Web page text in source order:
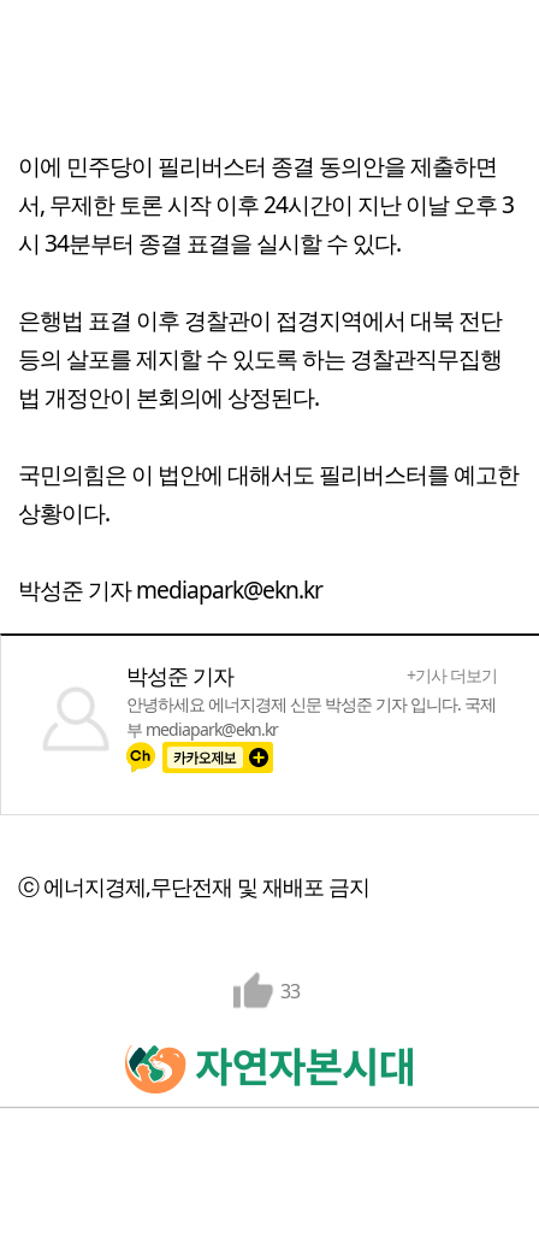
이에 민주당이 필리버스터 종결 동의안을 제출하면
서, 무제한 토론 시작 이후 24시간이 지난 이날 오후 3
시 34분부터 종결 표결을 실시할 수 있다.
은행법 표결 이후 경찰관이 접경지역에서 대북 전단
등의 살포를 제지할 수 있도록 하는 경찰관직무집행
법 개정안이 본회의에 상정된다.
국민의힘은 이 법안에 대해서도 필리버스터를 예고한
상황이다.
박성준 기자 mediapark@ekn.kr
박성준 기자
+기사 더보기
안녕하세요 에너지경제 신문 박성준 기자 입니다. 국제
부 mediapark@ekn.kr
ⓒ 에너지경제,무단전재 및 재배포 금지
33